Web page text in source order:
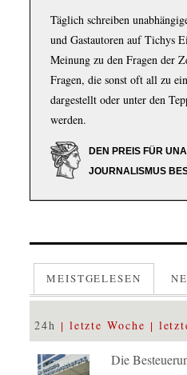
Täglich schreiben
und Gastautoren auf Tichys
Meinung zu den Fragen der
Fragen, die sonst oft all zu
dargestellt oder unter den
werden.
DEN PREIS FÜR
JOURNALISMUS
MEISTGELESEN
24h letzte Woche
Die